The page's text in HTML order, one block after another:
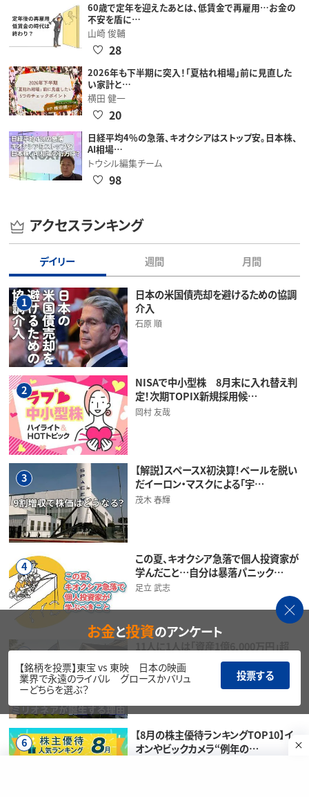
60歳で定年を迎えたあとは、低賃金で再雇用…お金の
不安を盾に…
山崎 俊輔
28
2026年も下半期に突入！「夏枯れ相場」前に見直した
い家計と…
横田 健一
20
日経平均4％の急落、キオクシアはストップ安。日本株、
AI相場…
トウシル編集チーム
98
アクセスランキング
デイリー 週間 月間
1
日本の米国債売却を避けるための協調
介入
石原 順
2
NISAで中小型株 8月末に入れ替え判
定！次期TOPIX新規採用候…
岡村 友哉
3
【解説】スペースX初決算！ベールを脱い
だイーロン・マスクによる「宇…
茂木 春輝
4
この夏、キオクシア急落で個人投資家が
学んだこと…自分は暴落パニック…
足立 武志
5
え！？…米国で「百万ドル…
香川 睦
6
【8月の株主優待ランキングTOP10】イ
オンやビックカメラ“例年の…
お金と投資のアンケート
【銘柄を投票】東宝 vs 東映 日本の映画
業界で永遠のライバル グロースかバリュ
ーどちらを選ぶ？
投票する